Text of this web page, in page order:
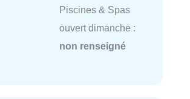
Piscines & Spas
ouvert dimanche :
non renseigné